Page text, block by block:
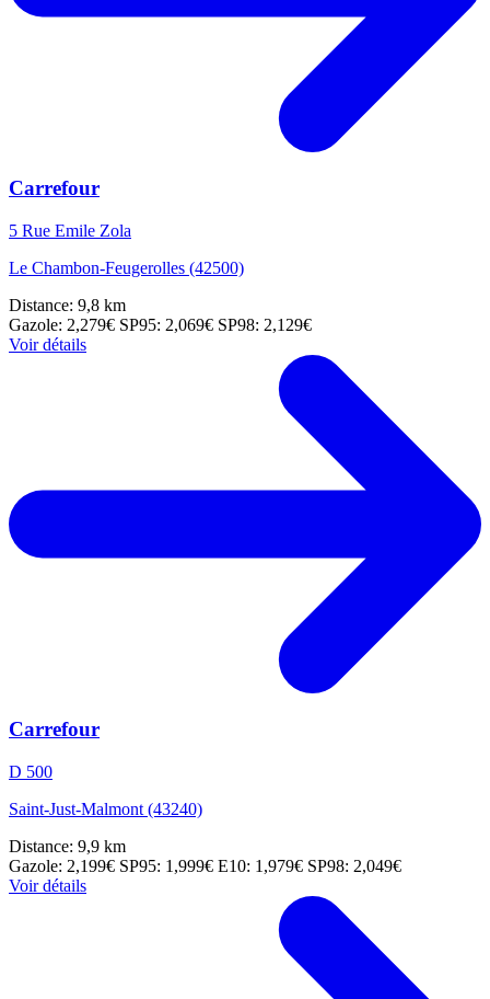
Carrefour
5 Rue Emile Zola
Le Chambon-Feugerolles (42500)
Distance: 9,8 km
Gazole: 2,279€ SP95: 2,069€ SP98: 2,129€
Voir détails
Carrefour
D 500
Saint-Just-Malmont (43240)
Distance: 9,9 km
Gazole: 2,199€ SP95: 1,999€ E10: 1,979€ SP98: 2,049€
Voir détails